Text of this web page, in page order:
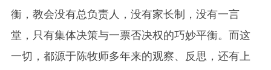
衡，教会没有总负责人，没有家长制，没有一言
堂，只有集体决策与一票否决权的巧妙平衡。而这
一切，都源于陈牧师多年来的观察、反思，还有上